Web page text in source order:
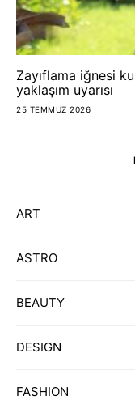
Zayıflama iğnesi
yaklaşım uyarısı
25 TEMMUZ 2026
ART
ASTRO
BEAUTY
DESIGN
FASHION